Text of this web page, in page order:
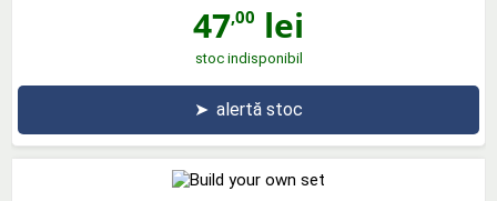
47,00 lei
stoc indisponibil
➤ alertă stoc